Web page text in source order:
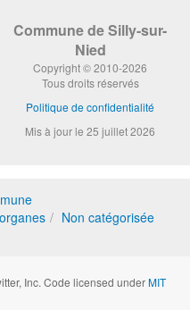
Commune de Silly-sur-
Nied
Copyright © 2010-2026
Tous droits réservés
Politique de confidentialité
Mis à jour le 25 juillet 2026
Non catégorisée
Inc. Code licensed underMIT